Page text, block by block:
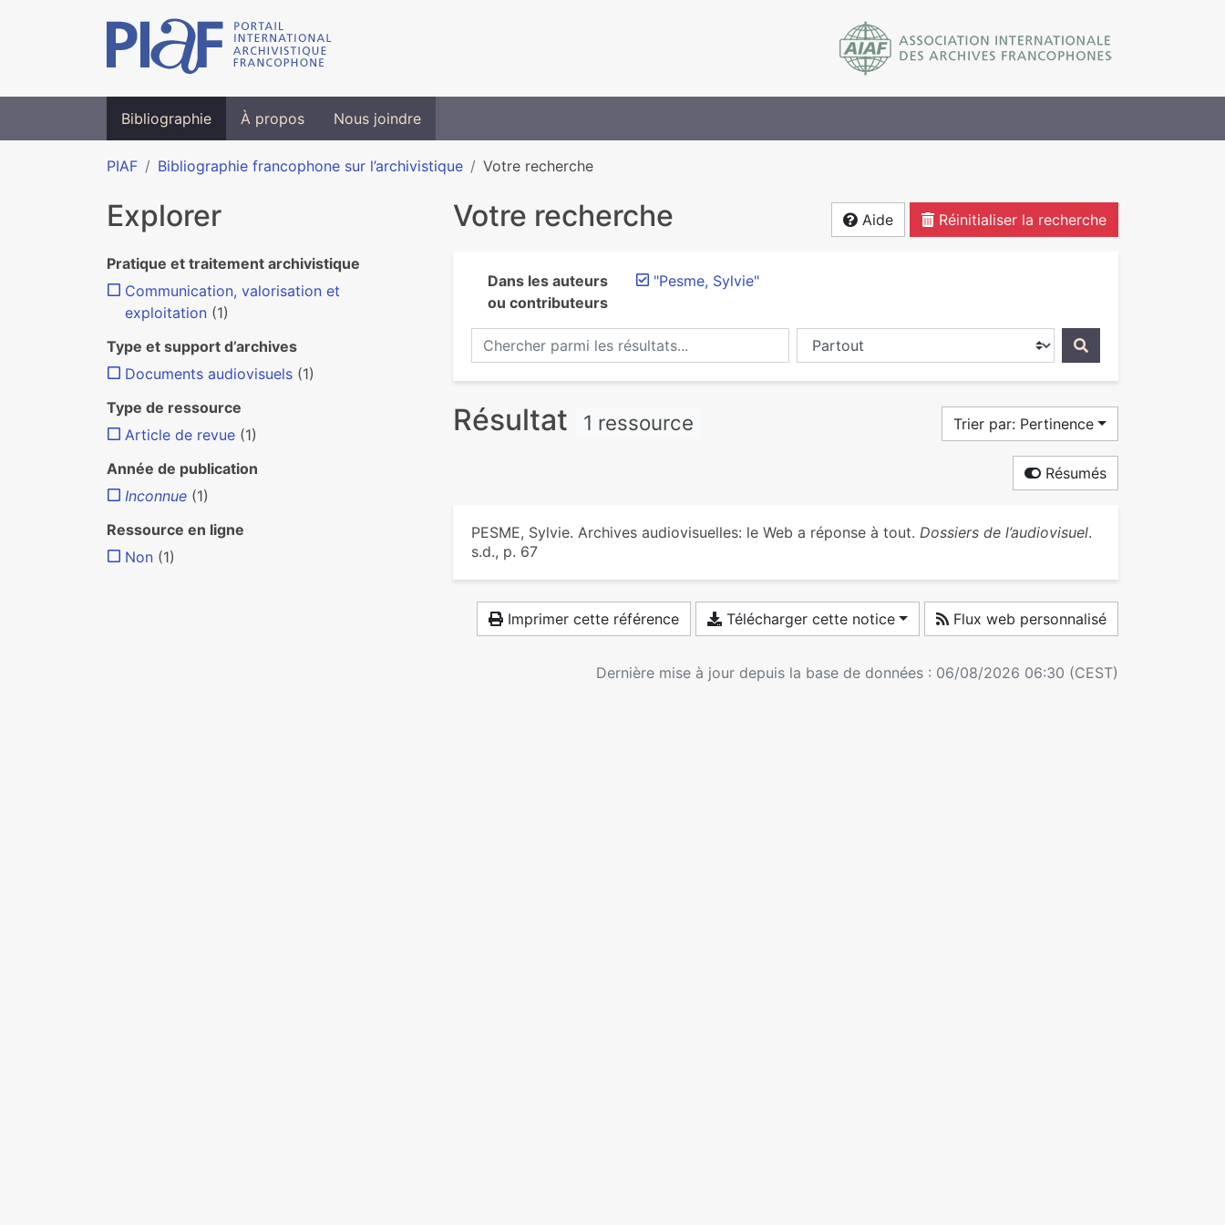
Bibliographie À propos Nous joindre
PIAF Bibliographie francophone sur l’archivistique Votre recherche
Votre recherche Aide Réinitialiser la recherche
Dans les auteurs
ou contributeurs
"Pesme, Sylvie"
Chercher parmi les résultats... Chercher dans...
Résultat 1 ressource Trier par: Pertinence
Résumés
PESME, Sylvie. Archives audiovisuelles: le Web a réponse à tout. Dossiers de l’audiovisuel.
s.d., p. 67
Imprimer cette référence Télécharger cette notice Flux web personnalisé
Dernière mise à jour depuis la base de données : 06/08/2026 06:30 (CEST)
Explorer
Pratique et traitement archivistique
Communication, valorisation et
exploitation (1)
Type et support d’archives
Documents audiovisuels (1)
Type de ressource
Article de revue (1)
Année de publication
Inconnue (1)
Ressource en ligne
Non (1)